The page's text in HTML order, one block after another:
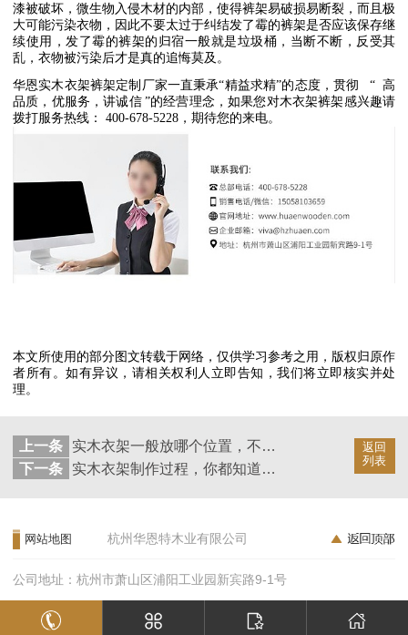
漆被破坏，微生物入侵木材的内部，使得裤架易破损易断裂，而且极
大可能污染衣物，因此不要太过于纠结发了霉的裤架是否应该保存继
续使用，发了霉的裤架的归宿一般就是垃圾桶，当断不断，反受其
乱，衣物被污染后才是真的追悔莫及。
华恩实木衣架裤架定制厂家一直秉承“精益求精”的态度，贯彻 “ 高
品质，优服务，讲诚信 ”的经营理念，如果您对木衣架裤架感兴趣请
拨打服务热线：
400-678-5228 ，期待您的来电。
本文所使用的部分图文转载于网络，仅供学习参考之用，版权归原作
者所有。如有异议，请相关权利人立即告知，我们将立即核实并处
理。
返回
列表
上一条
实木衣架一般放哪个位置，不知道的这里看【华恩】
下一条
实木衣架制作过程，你都知道吗【华恩】
网站地图 杭州华恩特木业有限公司
公司地址：杭州市萧山区浦阳工业园新宾路9-1号